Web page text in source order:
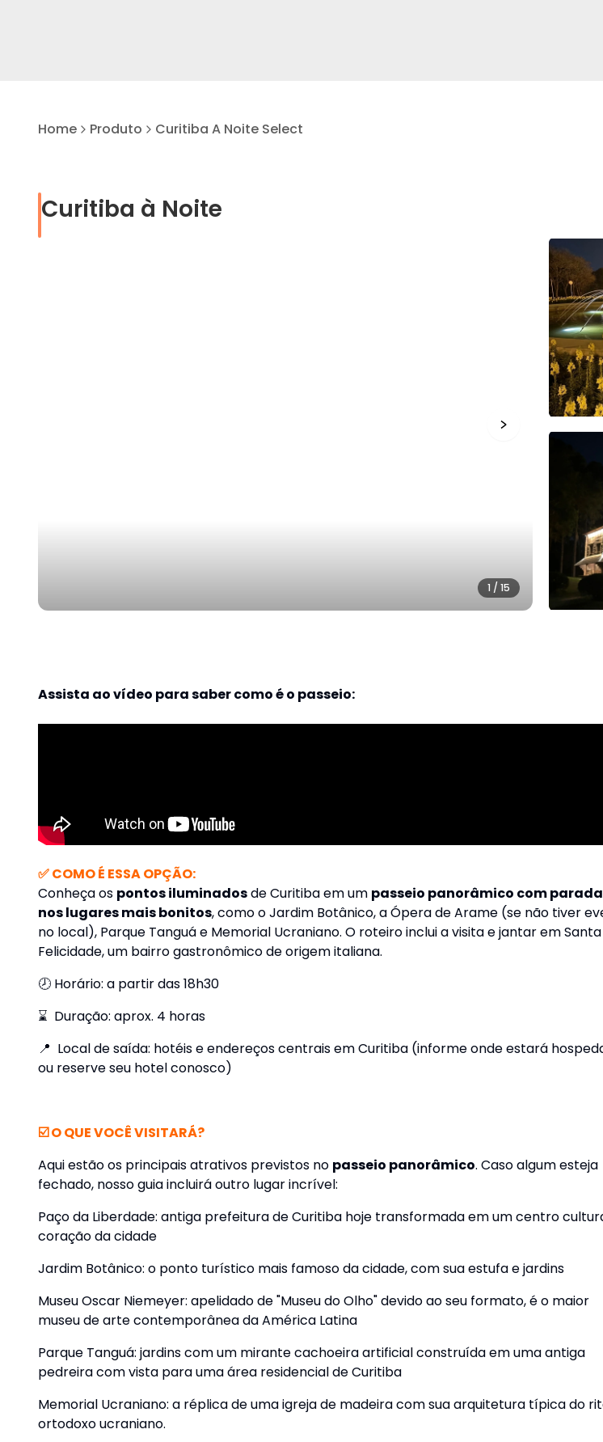
Home Produto
Curitiba A Noite Select
Curitiba à Noite
1 / 15
Assista ao vídeo para saber como é o passeio:
✅ COMO É ESSA OPÇÃO:
Conheça os pontos iluminadosde Curitiba em um passeio panorâmico com
nos lugares mais bonitos, como o Jardim Botânico, a Ópera de Arame (se não tiver
no local), Parque Tanguá e Memorial Ucraniano. O roteiro inclui a visita e jantar em Santa
Felicidade, um bairro gastronômico de origem italiana.
🕗 Horário: a partir das 18h30
⌛ Duração: aprox. 4 horas
📍 Local de saída: hotéis e endereços centrais em Curitiba (informe onde estará
ou reserve seu hotel conosco)
☑️ O QUE VOCÊ VISITARÁ?
Aqui estão os principais atrativos previstos no passeio panorâmico. Caso algum esteja
fechado, nosso guia incluirá outro lugar incrível:
Paço da Liberdade: antiga prefeitura de Curitiba hoje transformada em um centro
coração da cidade
Jardim Botânico: o ponto turístico mais famoso da cidade, com sua estufa e jardins
Museu Oscar Niemeyer: apelidado de "Museu do Olho" devido ao seu formato, é o maior
museu de arte contemporânea da América Latina
Parque Tanguá: jardins com um mirante cachoeira artificial construída em uma antiga
pedreira com vista para uma área residencial de Curitiba
Memorial Ucraniano: a réplica de uma igreja de madeira com sua arquitetura típica do
ortodoxo ucraniano.